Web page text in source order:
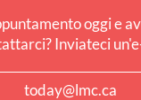
oggi e
Inviateci
today@lmc.ca